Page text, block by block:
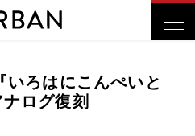
ろはにこんぺいと
ログ復刻